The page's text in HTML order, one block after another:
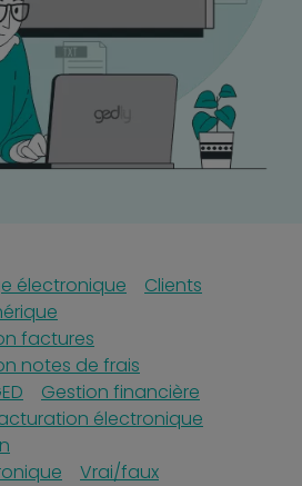
électronique
Clients
factures
notes de frais
Gestion financière
électronique
Vrai/faux